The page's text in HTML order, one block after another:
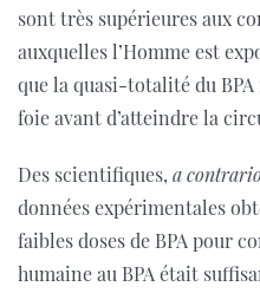
sont très supérieures aux
auxquelles l’Homme est
que la quasi-totalité du
foie avant d’atteindre la
Des scientifiques,a contrario
données expérimentales
faibles doses de BPA pour
humaine au BPA était